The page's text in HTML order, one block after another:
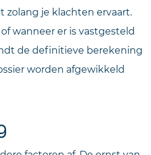
zolang je klachten ervaart.
wanneer er is vastgesteld
de definitieve berekening
worden afgewikkeld